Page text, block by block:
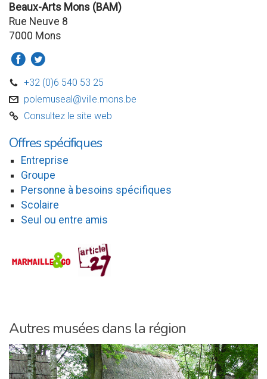
Beaux-Arts Mons (BAM)
Rue Neuve 8
7000 Mons
a b
D +32 (0)6 540 53 25
v polemuseal@ville.mons.be
C Consultez le site web
Offres spécifiques
Entreprise
Groupe
Personne à besoins spécifiques
Scolaire
Seul ou entre amis
Autres musées dans la région